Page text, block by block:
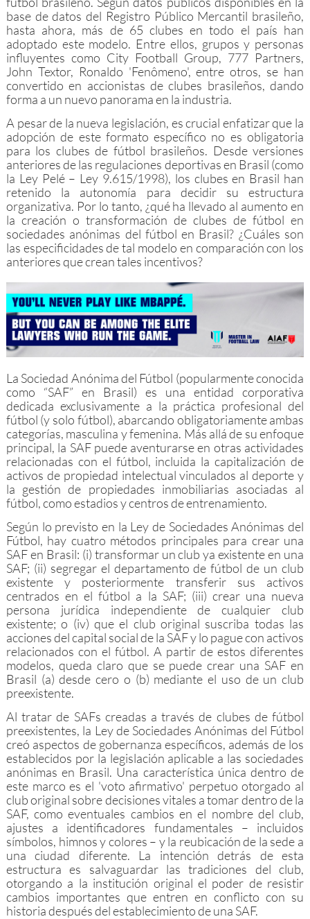
base de datos del Registro Público Mercantil brasileño,
hasta ahora, más de 65 clubes en todo el país han
adoptado este modelo. Entre ellos, grupos y personas
influyentes como City Football Group, 777 Partners,
John Textor, Ronaldo 'Fenômeno', entre otros, se han
convertido en accionistas de clubes brasileños, dando
forma a un nuevo panorama en la industria.
A pesar de la nueva legislación, es crucial enfatizar que la
adopción de este formato específico no es obligatoria
para los clubes de fútbol brasileños. Desde versiones
anteriores de las regulaciones deportivas en Brasil (como
la Ley Pelé – Ley 9.615/1998), los clubes en Brasil han
retenido la autonomía para decidir su estructura
organizativa. Por lo tanto, ¿qué ha llevado al aumento en
la creación o transformación de clubes de fútbol en
sociedades anónimas del fútbol en Brasil? ¿Cuáles son
las especificidades de tal modelo en comparación con los
anteriores que crean tales incentivos?
La Sociedad Anónima del Fútbol (popularmente conocida
como “SAF” en Brasil) es una entidad corporativa
dedicada exclusivamente a la práctica profesional del
fútbol (y solo fútbol), abarcando obligatoriamente ambas
categorías, masculina y femenina. Más allá de su enfoque
principal, la SAF puede aventurarse en otras actividades
relacionadas con el fútbol, incluida la capitalización de
activos de propiedad intelectual vinculados al deporte y
la gestión de propiedades inmobiliarias asociadas al
fútbol, como estadios y centros de entrenamiento.
Según lo previsto en la Ley de Sociedades Anónimas del
Fútbol, hay cuatro métodos principales para crear una
SAF en Brasil: (i) transformar un club ya existente en una
SAF; (ii) segregar el departamento de fútbol de un club
existente y posteriormente transferir sus activos
centrados en el fútbol a la SAF; (iii) crear una nueva
persona jurídica independiente de cualquier club
existente; o (iv) que el club original suscriba todas las
acciones del capital social de la SAF y lo pague con activos
relacionados con el fútbol. A partir de estos diferentes
modelos, queda claro que se puede crear una SAF en
Brasil (a) desde cero o (b) mediante el uso de un club
preexistente.
Al tratar de SAFs creadas a través de clubes de fútbol
preexistentes, la Ley de Sociedades Anónimas del Fútbol
creó aspectos de gobernanza específicos, además de los
establecidos por la legislación aplicable a las sociedades
anónimas en Brasil. Una característica única dentro de
este marco es el 'voto afirmativo' perpetuo otorgado al
club original sobre decisiones vitales a tomar dentro de la
SAF, como eventuales cambios en el nombre del club,
ajustes a identificadores fundamentales – incluidos
símbolos, himnos y colores – y la reubicación de la sede a
una ciudad diferente. La intención detrás de esta
estructura es salvaguardar las tradiciones del club,
otorgando a la institución original el poder de resistir
cambios importantes que entren en conflicto con su
historia después del establecimiento de una SAF.